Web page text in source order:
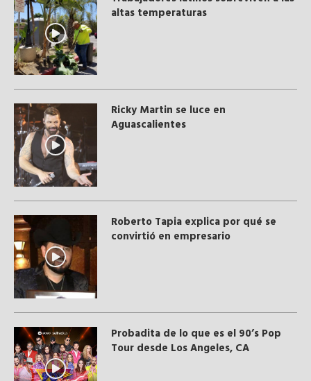
altas temperaturas
Ricky Martin se luce en
Aguascalientes
Roberto Tapia explica por qué se
convirtió en empresario
Probadita de lo que es el 90’s Pop
Tour desde Los Angeles, CA